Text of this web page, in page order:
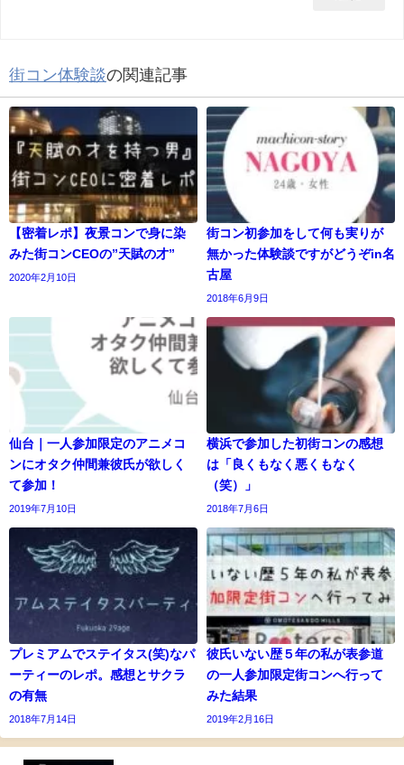
街コン体験談の関連記事
【密着レポ】夜景コンで身に染
みた街コンCEOの”天賦の才”
2020年2月10日
街コン初参加をして何も実りが
無かった体験談ですがどうぞin名
古屋
2018年6月9日
仙台｜一人参加限定のアニメコ
ンにオタク仲間兼彼氏が欲しく
て参加！
2019年7月10日
横浜で参加した初街コンの感想
は「良くもなく悪くもなく
（笑）」
2018年7月6日
プレミアムでステイタス(笑)なパ
ーティーのレポ。感想とサクラ
の有無
2018年7月14日
彼氏いない歴５年の私が表参道
の一人参加限定街コンへ行って
みた結果
2019年2月16日